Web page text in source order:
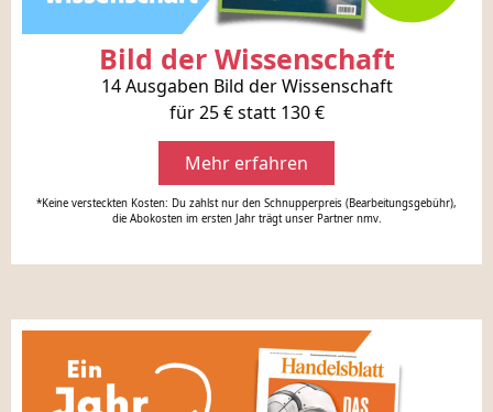
Bild der Wissenschaft
14 Ausgaben Bild der Wissenschaft
für 25 € statt 130 €
Mehr erfahren
*Keine versteckten Kosten: Du zahlst nur den Schnupperpreis (Bearbeitungsgebühr),
die Abokosten im ersten Jahr trägt unser Partner nmv.